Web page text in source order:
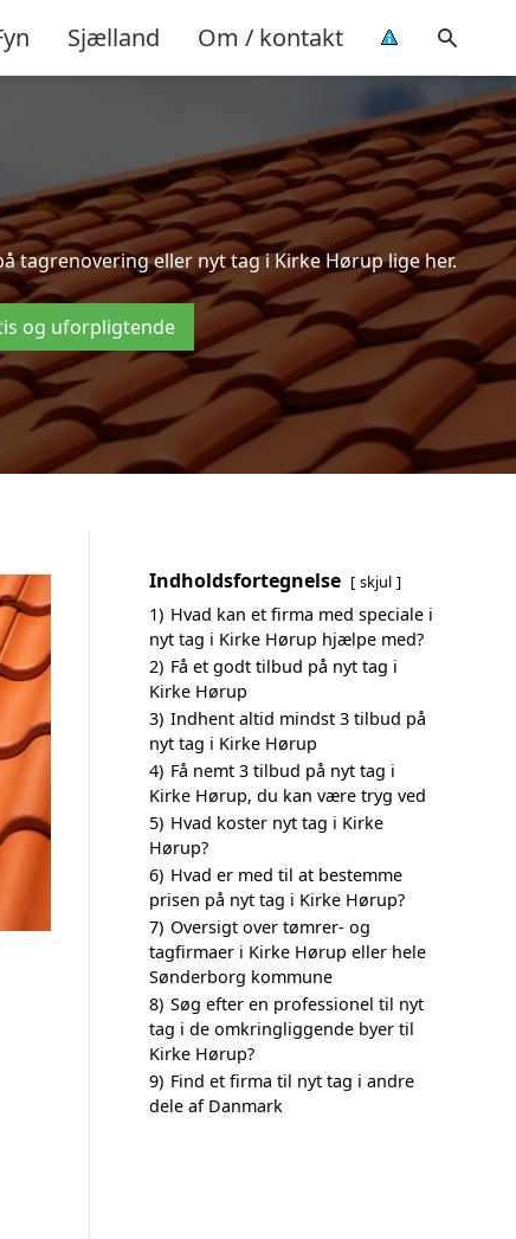
Sjælland Om / kontakt
tagrenovering eller nyt tag i Kirke Hørup lige her.
og uforpligtende
Indholdsfortegnelse skjul
1) Hvad kan et firma med speciale i
nyt tag i Kirke Hørup hjælpe med?
2) Få et godt tilbud på nyt tag i
Kirke Hørup
3) Indhent altid mindst 3 tilbud på
nyt tag i Kirke Hørup
4) Få nemt 3 tilbud på nyt tag i
Kirke Hørup, du kan være tryg ved
5) Hvad koster nyt tag i Kirke
Hørup?
6) Hvad er med til at bestemme
prisen på nyt tag i Kirke Hørup?
7) Oversigt over tømrer- og
tagfirmaer i Kirke Hørup eller hele
Sønderborg kommune
8) Søg efter en professionel til nyt
tag i de omkringliggende byer til
Kirke Hørup?
9) Find et firma til nyt tag i andre
dele af Danmark